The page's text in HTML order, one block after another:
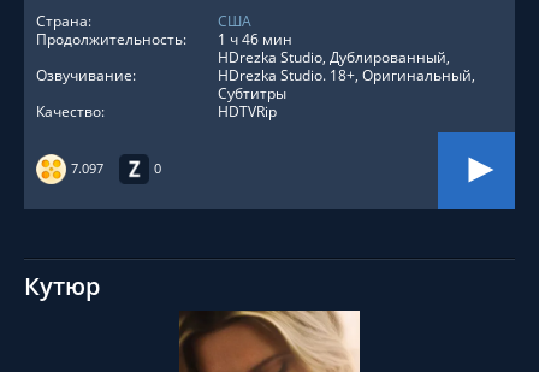
7.097 0
Страна:
США
Продолжительность:
1 ч 46 мин
Озвучивание:
HDrezka Studio, Дублированный,
HDrezka Studio. 18+, Оригинальный,
Субтитры
Качество:
HDTVRip
Кутюр